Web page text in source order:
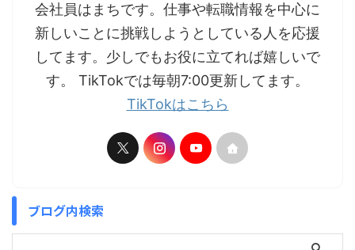
会社員はまちです。仕事や転職情報を中心に
新しいことに挑戦しようとしている人を応援
してます。少しでもお役に立てれば嬉しいで
す。 TikTokでは毎朝7:00更新してます。
TikTokはこちら
ブログ内検索